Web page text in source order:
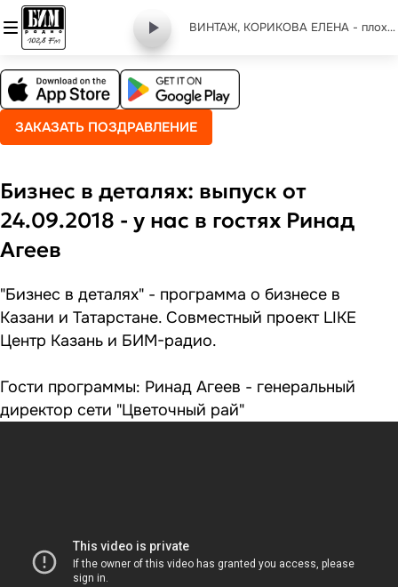
ВИНТАЖ, КОРИКОВА ЕЛЕНА - плохая девочка remix
ЗАКАЗАТЬ ПОЗДРАВЛЕНИЕ
Бизнес в деталях: выпуск от
24.09.2018 - у нас в гостях Ринад
Агеев
"Бизнес в деталях" - программа о бизнесе в
Казани и Татарстане. Совместный проект LIKE
Центр Казань и БИМ-радио.
Гости программы: Ринад Агеев - генеральный
директор сети "Цветочный рай"